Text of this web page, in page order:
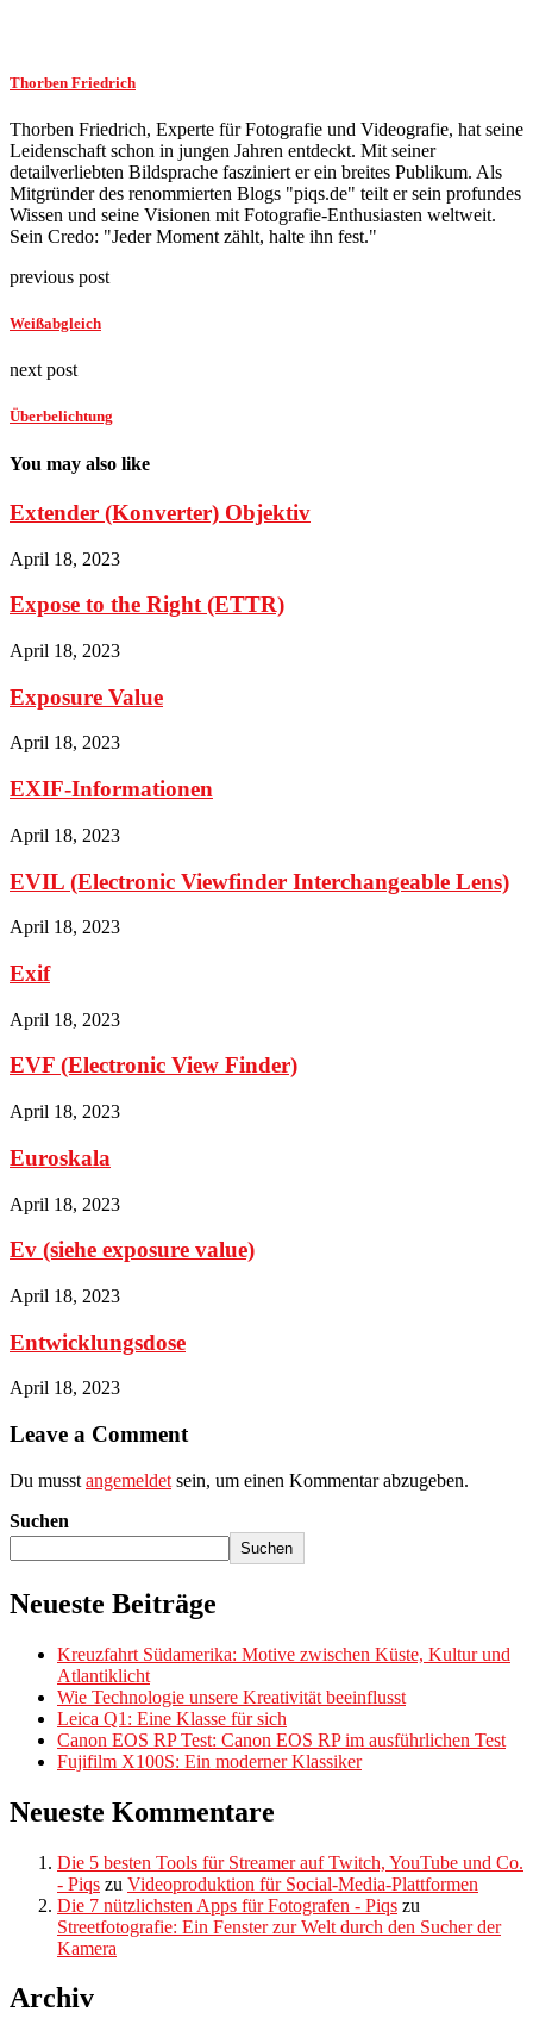
Thorben Friedrich
Thorben Friedrich, Experte für Fotografie und Videografie, hat seine
Leidenschaft schon in jungen Jahren entdeckt. Mit seiner
detailverliebten Bildsprache fasziniert er ein breites Publikum. Als
Mitgründer des renommierten Blogs "piqs.de" teilt er sein profundes
Wissen und seine Visionen mit Fotografie-Enthusiasten weltweit.
Sein Credo: "Jeder Moment zählt, halte ihn fest."
previous post
Weißabgleich
next post
Überbelichtung
You may also like
Extender (Konverter) Objektiv
April 18, 2023
Expose to the Right (ETTR)
April 18, 2023
Exposure Value
April 18, 2023
EXIF-Informationen
April 18, 2023
EVIL (Electronic Viewfinder Interchangeable Lens)
April 18, 2023
Exif
April 18, 2023
EVF (Electronic View Finder)
April 18, 2023
Euroskala
April 18, 2023
Ev (siehe exposure value)
April 18, 2023
Entwicklungsdose
April 18, 2023
Leave a Comment
Du musst angemeldet sein, um einen Kommentar abzugeben.
Suchen
Suchen
Neueste Beiträge
Kreuzfahrt Südamerika: Motive zwischen Küste, Kultur und
Atlantiklicht
Wie Technologie unsere Kreativität beeinflusst
Leica Q1: Eine Klasse für sich
Canon EOS RP Test: Canon EOS RP im ausführlichen Test
Fujifilm X100S: Ein moderner Klassiker
Neueste Kommentare
Die 5 besten Tools für Streamer auf Twitch, YouTube und Co.
- Piqs zu Videoproduktion für Social-Media-Plattformen
Die 7 nützlichsten Apps für Fotografen - Piqs zu
Streetfotografie: Ein Fenster zur Welt durch den Sucher der
Kamera
Archiv